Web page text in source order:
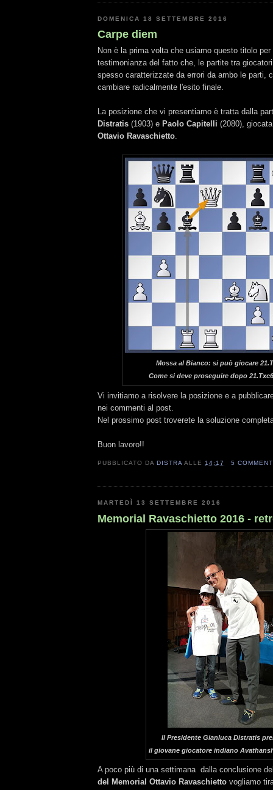
DOMENICA 18 SETTEMBRE 2016
Carpe diem
Non è la prima volta che usiamo questo titolo
testimonianza del fatto che, le partite tra
spesso caratterizzate da errori da ambo le parti,
cambiare radicalmente l'esito finale.
La posizione che vi presentiamo è tratta dalla
Distratis (1903) e Paolo Capitelli (2080),
Ottavio Ravaschietto.
Mossa al Bianco: si può giocare
Come si deve proseguire dopo
Vi invitiamo a risolvere la posizione e a
nei commenti al post.
Nel prossimo post troverete la soluzione
Buon lavoro!!
PUBBLICATO DADISTRA ALLE 14:17 5
MARTEDÌ 13 SETTEMBRE 2016
Memorial Ravaschietto 2016 -
Il Presidente Gianluca Distratis
il giovane giocatore indiano
A poco più di una settimana dalla conclusione
del Memorial Ottavio Ravaschietto vogliamo